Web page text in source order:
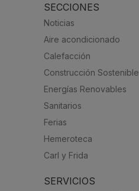
SECCIONES
Noticias
Aire acondicionado
Calefacción
Construcción Sostenible
Energías Renovables
Sanitarios
Ferias
Hemeroteca
Carl y Frida
SERVICIOS